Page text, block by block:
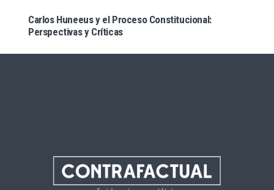
Carlos Huneeus y el Proceso Constitucional:
Perspectivas y Críticas